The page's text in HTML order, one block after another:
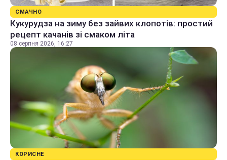
СМАЧНО
Кукурудза на зиму без зайвих клопотів: простий
рецепт качанів зі смаком літа
08 серпня 2026, 16:27
КОРИСНЕ